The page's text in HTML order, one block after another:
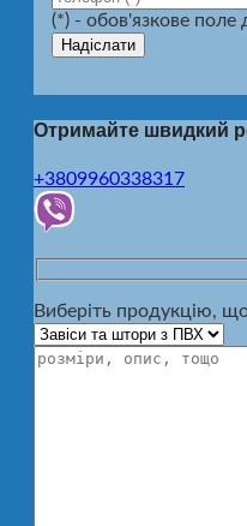
(*) - обов'язкове поле
Отримайте швидкий
+3809960338317
Виберіть продукцію,